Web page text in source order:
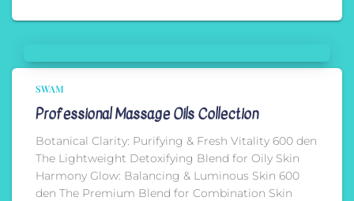
SWAM
Professional Massage Oils Collection
Botanical Clarity: Purifying & Fresh Vitality 600 den
The Lightweight Detoxifying Blend for Oily Skin
Harmony Glow: Balancing & Luminous Skin 600
den The Premium Blend for Combination Skin